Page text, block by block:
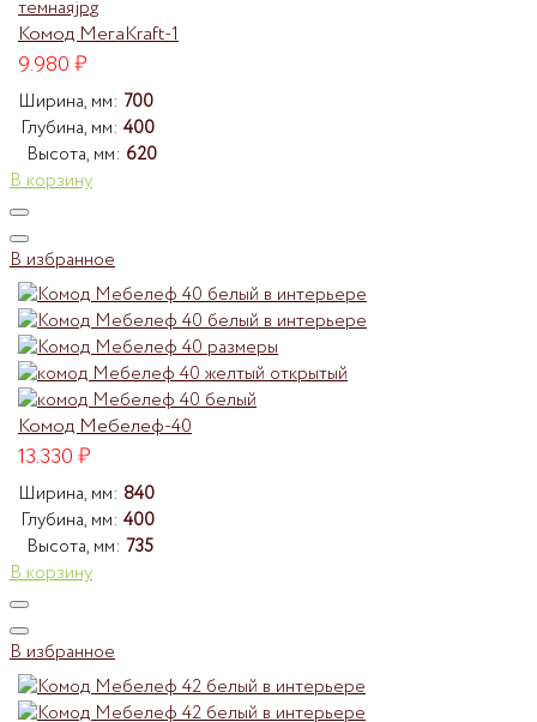
Комод МегаKraft-1
9.980₽
Ширина, мм: 700
Глубина, мм: 400
Высота, мм: 620
В корзину
В избранное
Комод Мебелеф-40
13.330₽
Ширина, мм: 840
Глубина, мм: 400
Высота, мм: 735
В корзину
В избранное